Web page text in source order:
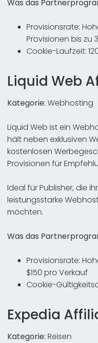
Was das
Provisionsrate:
Provisionen bis zu
Cookie-Laufzeit:
Liquid Web
Kategorie: Webhosting
Liquid Web ist ein
hält neben exklusiven
kostenlosen
Provisionen für
Ideal für Publisher, die
leistungsstarke
möchten.
Was das
Provisionsrate:
$150 pro Verkauf
Cookie-
Expedia
Kategorie: Reisen